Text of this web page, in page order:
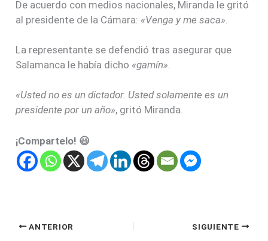
De acuerdo con medios nacionales, Miranda le gritó
al presidente de la Cámara: «Venga y me saca»
La representante se defendió tras asegurar que
Salamanca le había dicho «gamín»
«Usted no es un dictador. Usted solamente es un
presidente por un año», gritó Miranda.
¡Compartelo! 😃
ANTERIOR SIGUIENTE